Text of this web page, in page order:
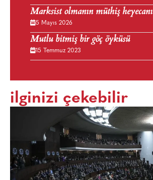
Marksist olmanın müthiş heyecanı
5 Mayıs 2026
Mutlu bitmiş bir göç öyküsü
15 Temmuz 2023
ilginizi çekebilir